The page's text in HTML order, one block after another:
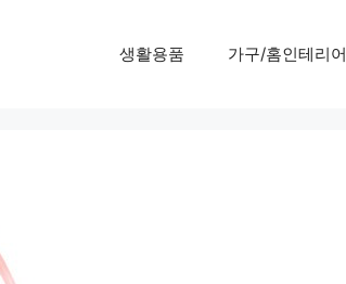
생활용품 가구/홈인테리어